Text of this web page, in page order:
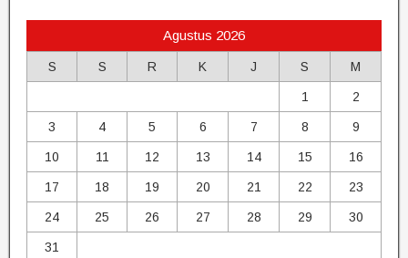
Agustus 2026
S S R K J S M
1 2
3 4 5 6 7 8 9
10 11 12 13 14 15 16
17 18 19 20 21 22 23
24 25 26 27 28 29 30
31